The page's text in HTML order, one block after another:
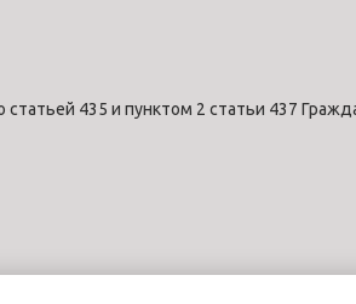
435 и пунктом 2 статьи 437